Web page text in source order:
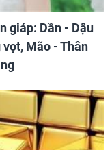
giáp: Dần - Dậu
Mão - Thân